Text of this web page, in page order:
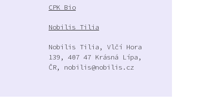
CPK Bio
Nobilis Tilia
Nobilis Tilia, Vlčí Hora
139, 407 47 Krásná Lípa,
ČR, nobilis@nobilis.cz